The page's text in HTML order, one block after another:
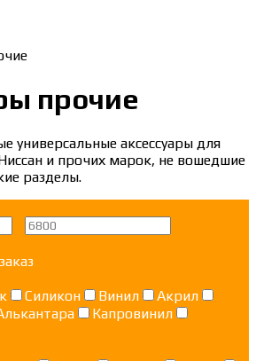
прочие
универсальные аксессуары для
и прочих марок, не вошедшие
разделы.
Силикон Винил
Акрил
Капровинил